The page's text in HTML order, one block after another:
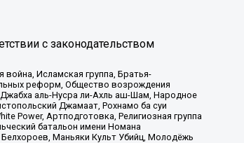
с законодательством
Исламская группа, Братья-
реформ, Общество возрождения
аль-Нусра ли-Ахль аш-Шам, Народное
Джамаат, Рохнамо ба суи
Power, Артподготовка, Религиозная группа
батальон имени Номана
Маньяки Культ Убийц, Молодёжь